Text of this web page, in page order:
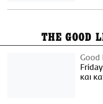
THE GOOD
Good
και